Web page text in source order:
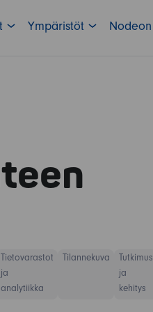
Ympäristöt Nodeon
Tietovarastot
ja
analytiikka
Tilannekuva
Tutkimus
ja
kehitys